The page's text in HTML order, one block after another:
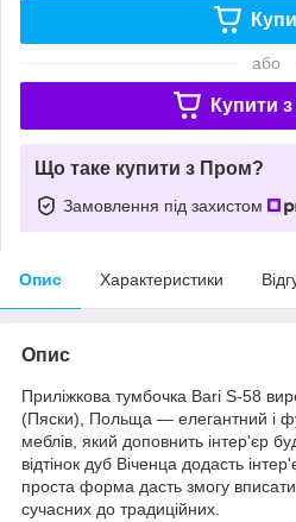
або
Купити з
Що таке купити з Пром?
Замовлення під захистом
Опис Характеристики
Опис
Приліжкова тумбочка Bari S-58
(Пяски), Польща — елегантний і
меблів, який доповнить інтер'єр
відтінок дуб Віченца додасть
проста форма дасть змогу вписати
сучасних до традиційних.